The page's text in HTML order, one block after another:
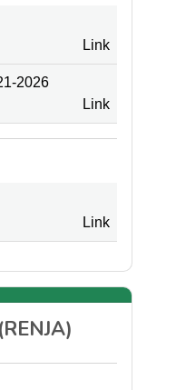
Link
2026
Link
Link